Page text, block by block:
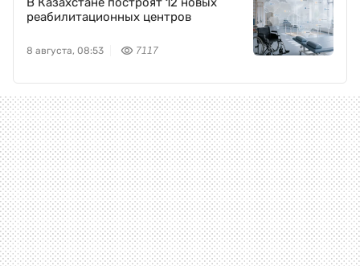
реабилитационных центров
8 августа, 08:53 7117